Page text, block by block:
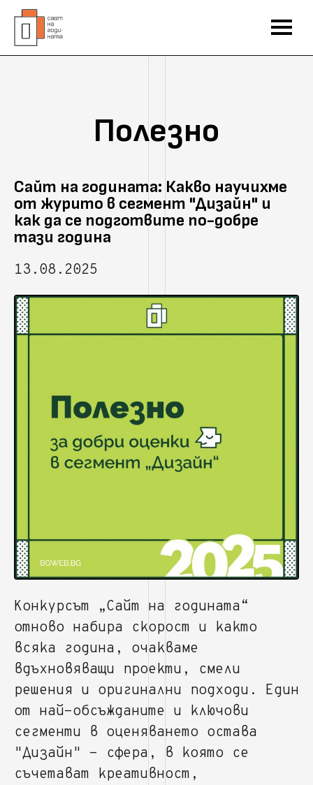
Полезно
Сайт на годината: Какво научихме
от журито в сегмент "Дизайн" и
как да се подготвите по-добре
тази година
13.08.2025
Конкурсът „Сайт на годината“
отново набира скорост и както
всяка година, очакваме
вдъхновяващи проекти, смели
решения и оригинални подходи. Един
от най-обсъжданите и ключови
сегменти в оценяването остава
"Дизайн" - сфера, в която се
съчетават креативност,